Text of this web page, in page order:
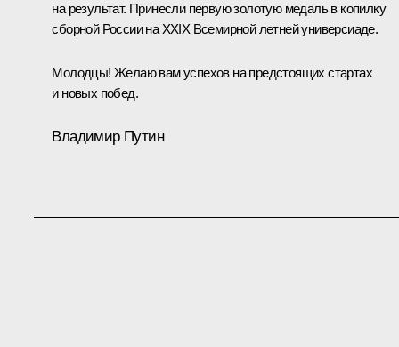
на результат. Принесли первую золотую медаль в копилку
сборной России на XXIX Всемирной летней универсиаде.
Молодцы! Желаю вам успехов на предстоящих стартах
и новых побед.
Владимир Путин